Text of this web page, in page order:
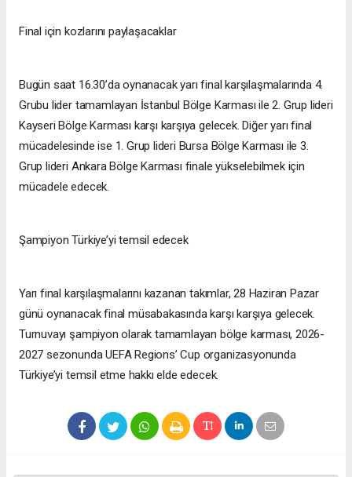
Final için kozlarını paylaşacaklar
Bugün saat 16.30’da oynanacak yarı final karşılaşmalarında 4.
Grubu lider tamamlayan İstanbul Bölge Karması ile 2. Grup lideri
Kayseri Bölge Karması karşı karşıya gelecek. Diğer yarı final
mücadelesinde ise 1. Grup lideri Bursa Bölge Karması ile 3.
Grup lideri Ankara Bölge Karması finale yükselebilmek için
mücadele edecek.
Şampiyon Türkiye’yi temsil edecek
Yarı final karşılaşmalarını kazanan takımlar, 28 Haziran Pazar
günü oynanacak final müsabakasında karşı karşıya gelecek.
Turnuvayı şampiyon olarak tamamlayan bölge karması, 2026-
2027 sezonunda UEFA Regions’ Cup organizasyonunda
Türkiye’yi temsil etme hakkı elde edecek.